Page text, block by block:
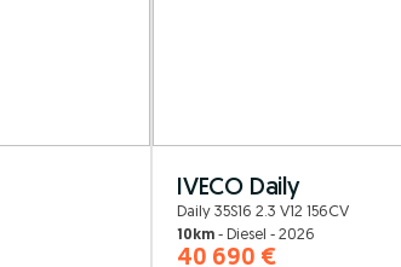
IVECO Daily
Daily 35S16 2.3 V12 156CV
10km - Diesel - 2026
40 690 €